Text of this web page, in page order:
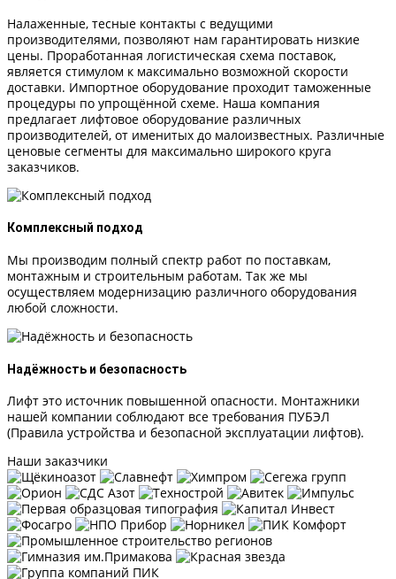
Налаженные, тесные контакты с ведущими
производителями, позволяют нам гарантировать низкие
цены. Проработанная логистическая схема поставок,
является стимулом к максимально возможной скорости
доставки. Импортное оборудование проходит таможенные
процедуры по упрощённой схеме. Наша компания
предлагает лифтовое оборудование различных
производителей, от именитых до малоизвестных. Различные
ценовые сегменты для максимально широкого круга
заказчиков.
Комплексный подход
Мы производим полный спектр работ по поставкам,
монтажным и строительным работам. Так же мы
осуществляем модернизацию различного оборудования
любой сложности.
Надёжность и безопасность
Лифт это источник повышенной опасности. Монтажники
нашей компании соблюдают все требования ПУБЭЛ
(Правила устройства и безопасной эксплуатации лифтов).
Наши заказчики